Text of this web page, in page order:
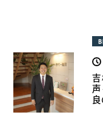
吉
声